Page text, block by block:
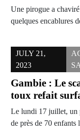
Une pirogue a
quelques encablures
JULY 21,
2023
Gambie : Le
toux refait
Le lundi 17 juillet, un
de près de 70